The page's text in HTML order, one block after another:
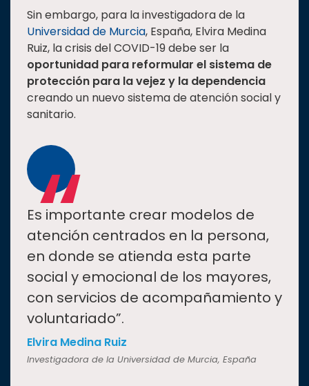
Rectoría
Investigación
Internacionalización
Responsabilidad
social
Vinculación
Universiada
Nacional
Sin embargo, para la investigadora de la
Universidad de Murcia, España, Elvira Medina
Ruiz, la crisis del COVID-19 debe ser la
oportunidad para reformular el sistema de
protección para la vejez y la dependencia
creando un nuevo sistema de atención social y
sanitario.
“
Es importante crear modelos de
atención centrados en la persona,
en donde se atienda esta parte
social y emocional de los mayores,
con servicios de acompañamiento y
voluntariado”.
Elvira Medina Ruiz
Investigadora de la Universidad de Murcia, España